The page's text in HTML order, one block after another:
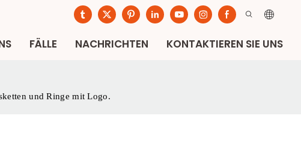
FÄLLE NACHRICHTEN KONTAKTIEREN SIE UNS
und Ringe mit Logo.